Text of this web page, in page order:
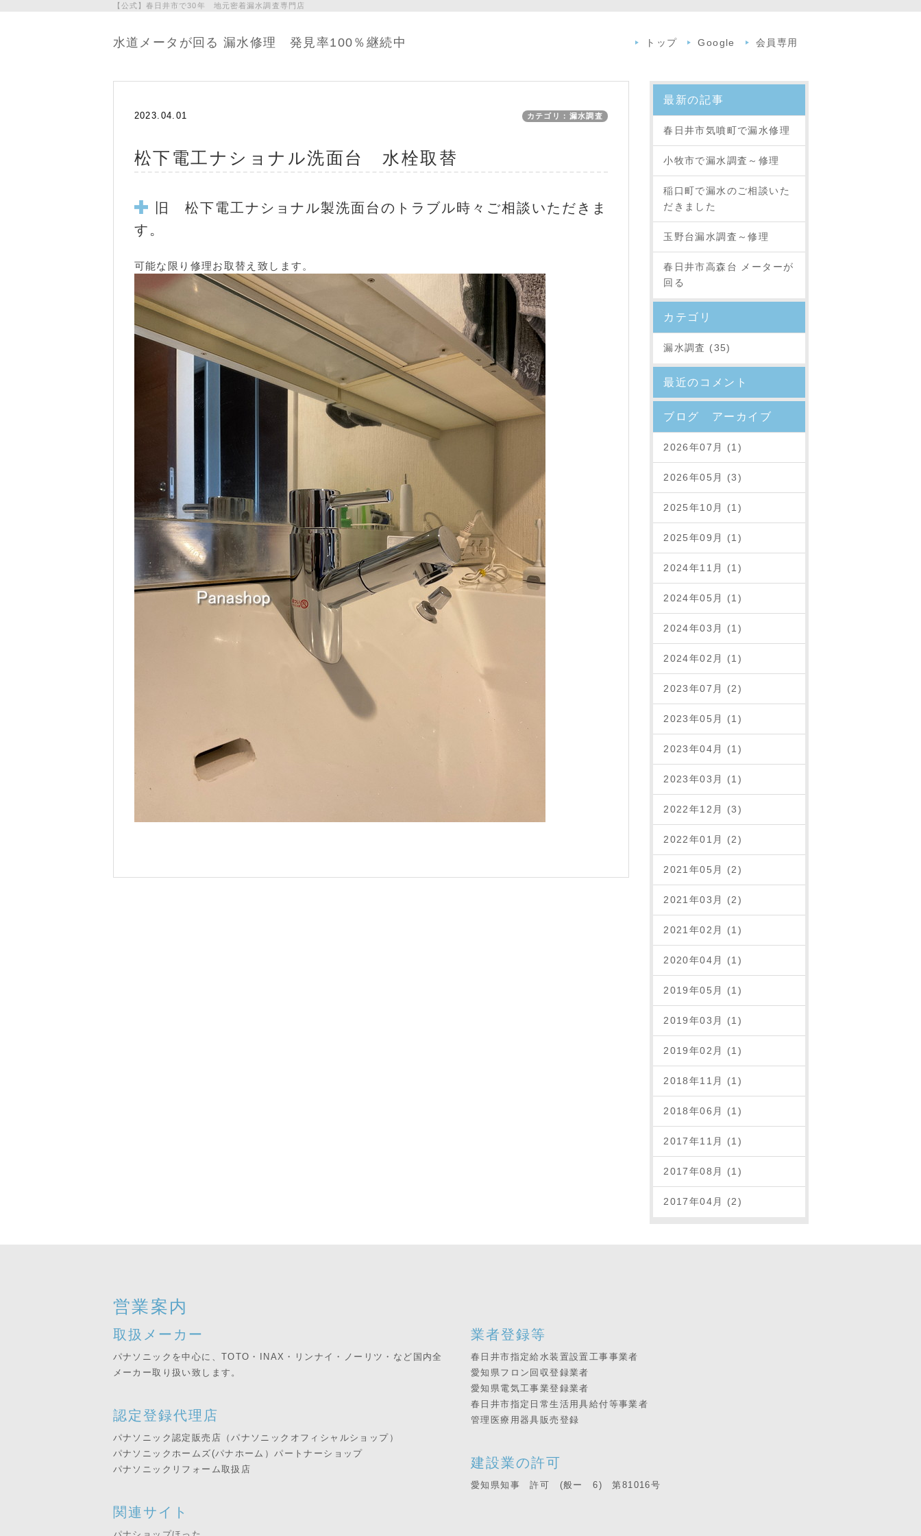
【公式】春日井市で30年 地元密着漏水調査専門店
水道メータが回る 漏水修理 発見率100％継続中 トップ Google 会員専用
2023.04.01 カテゴリ：漏水調査
松下電工ナショナル洗面台 水栓取替
旧 松下電工ナショナル製洗面台のトラブル時々ご相談いただきま
す。
可能な限り修理お取替え致します。
最新の記事
春日井市気噴町で漏水修理
小牧市で漏水調査～修理
稲口町で漏水のご相談いた
だきました
玉野台漏水調査～修理
春日井市高森台 メーターが
回る
カテゴリ
漏水調査 (35)
最近のコメント
ブログ アーカイブ
2026年07月 (1)
2026年05月 (3)
2025年10月 (1)
2025年09月 (1)
2024年11月 (1)
2024年05月 (1)
2024年03月 (1)
2024年02月 (1)
2023年07月 (2)
2023年05月 (1)
2023年04月 (1)
2023年03月 (1)
2022年12月 (3)
2022年01月 (2)
2021年05月 (2)
2021年03月 (2)
2021年02月 (1)
2020年04月 (1)
2019年05月 (1)
2019年03月 (1)
2019年02月 (1)
2018年11月 (1)
2018年06月 (1)
2017年11月 (1)
2017年08月 (1)
2017年04月 (2)
営業案内
取扱メーカー
パナソニックを中心に、TOTO・INAX・リンナイ・ノーリツ・など国内全
メーカー取り扱い致します。
認定登録代理店
パナソニック認定販売店（パナソニックオフィシャルショップ）
パナソニックホームズ(パナホーム）パートナーショップ
パナソニックリフォーム取扱店
関連サイト
業者登録等
春日井市指定給水装置設置工事事業者
愛知県フロン回収登録業者
愛知県電気工事業登録業者
春日井市指定日常生活用具給付等事業者
管理医療用器具販売登録
建設業の許可
愛知県知事 許可 (般ー 6) 第81016号